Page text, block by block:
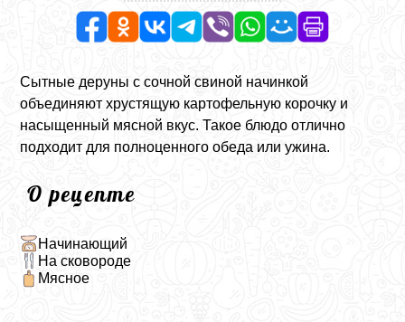
Сытные деруны с сочной свиной начинкой
объединяют хрустящую картофельную корочку и
насыщенный мясной вкус. Такое блюдо отлично
подходит для полноценного обеда или ужина.
О рецепте
Начинающий
На сковороде
Мясное